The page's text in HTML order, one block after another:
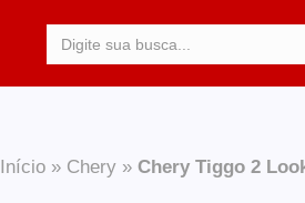
Início » Chery » Chery Tiggo 2